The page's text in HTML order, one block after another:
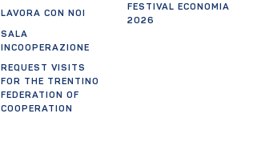
LAVORA CON NOI
SALA
INCOOPERAZIONE
REQUEST VISITS
FOR THE TRENTINO
FEDERATION OF
COOPERATION
FESTIVAL ECONOMIA
2026